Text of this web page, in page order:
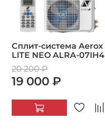
Сплит-система Aerox
LITE NEO ALRA-07IH4
20 200 ₽
19 000 ₽